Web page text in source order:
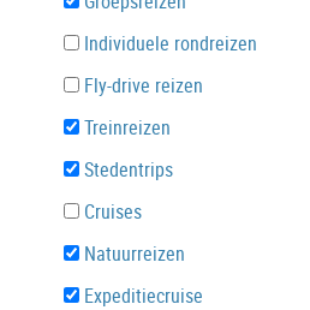
Individuele rondreizen
Fly-drive reizen
Treinreizen
Stedentrips
Cruises
Natuurreizen
Expeditiecruise